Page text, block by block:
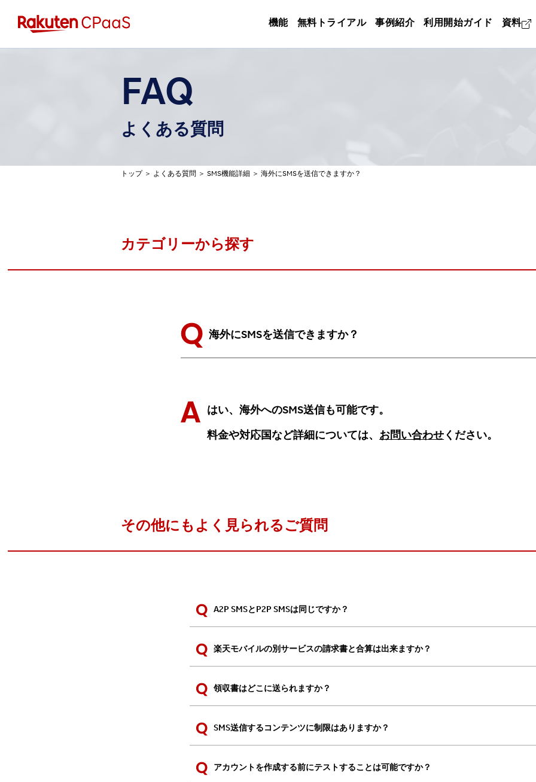
機能 無料トライアル 事例紹介 利用開始ガイド 資料
FAQ
よくある質問
トップ ＞ よくある質問 ＞ SMS機能詳細 ＞ 海外にSMSを送信できますか？
カテゴリーから探す
海外にSMSを送信できますか？
はい、海外へのSMS送信も可能です。
料金や対応国など詳細については、 お問い合わせ ください。
その他にもよく見られるご質問
A2P SMSとP2P SMSは同じですか？
楽天モバイルの別サービスの請求書と合算は出来ますか？
領収書はどこに送られますか？
SMS送信するコンテンツに制限はありますか？
アカウントを作成する前にテストすることは可能ですか？